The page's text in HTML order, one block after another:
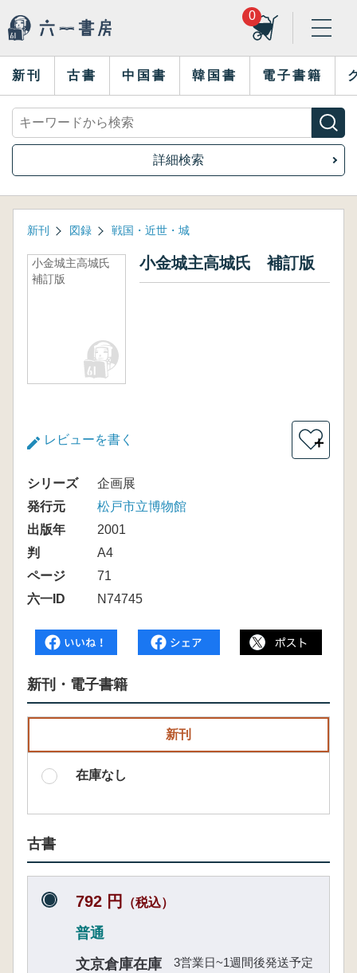
0
新刊 古書 中国書 韓国書 電子書籍
詳細検索
新刊 図録 戦国・近世・城
小金城主高城氏
補訂版
小金城主高城氏 補訂版
レビューを書く ＋
シリーズ
企画展
発行元
松戸市立博物館
出版年
2001
判
A4
ページ
71
六一ID
N74745
新刊・電子書籍
新刊
在庫なし
古書
792 円 （税込）
普通
文京倉庫在庫
3営業日~1週間後発送予定